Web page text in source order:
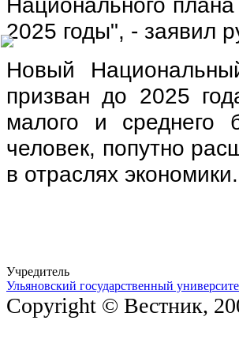
2025 годы", - заявил
Новый
призван до 2025
малого и
человек, попутно
в отраслях экономики.
Учредитель
Ульяновский государственный
Copyright © Вестник,